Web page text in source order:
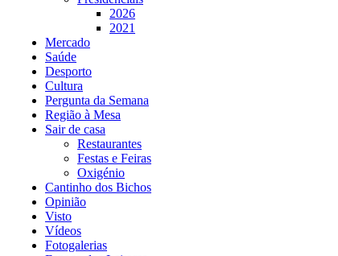
2026
2021
Mercado
Saúde
Desporto
Cultura
Pergunta da Semana
Região à Mesa
Sair de casa
Restaurantes
Festas e Feiras
Oxigénio
Cantinho dos Bichos
Opinião
Visto
Vídeos
Fotogalerias